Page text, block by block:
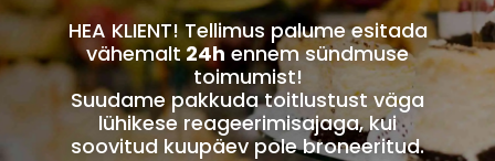
HEA KLIENT! Tellimus palume esitada
vähemalt24hennem sündmuse
toimumist!
Suudame pakkuda toitlustust väga
lühikese reageerimisajaga, kui
soovitud kuupäev pole broneeritud.